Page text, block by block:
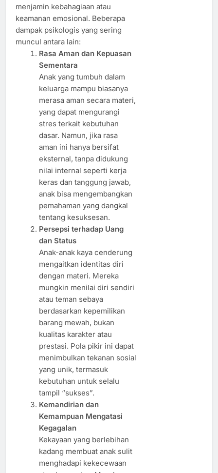
menjamin kebahagiaan atau
keamanan emosional. Beberapa
dampak psikologis yang sering
muncul antara lain:
Rasa Aman dan Kepuasan
Sementara
Anak yang tumbuh dalam
keluarga mampu biasanya
merasa aman secara materi,
yang dapat mengurangi
stres terkait kebutuhan
dasar. Namun, jika rasa
aman ini hanya bersifat
eksternal, tanpa didukung
nilai internal seperti kerja
keras dan tanggung jawab,
anak bisa mengembangkan
pemahaman yang dangkal
tentang kesuksesan.
Persepsi terhadap Uang
dan Status
Anak-anak kaya cenderung
mengaitkan identitas diri
dengan materi. Mereka
mungkin menilai diri sendiri
atau teman sebaya
berdasarkan kepemilikan
barang mewah, bukan
kualitas karakter atau
prestasi. Pola pikir ini dapat
menimbulkan tekanan sosial
yang unik, termasuk
kebutuhan untuk selalu
tampil “sukses”.
Kemandirian dan
Kemampuan Mengatasi
Kegagalan
Kekayaan yang berlebihan
kadang membuat anak sulit
menghadapi kekecewaan